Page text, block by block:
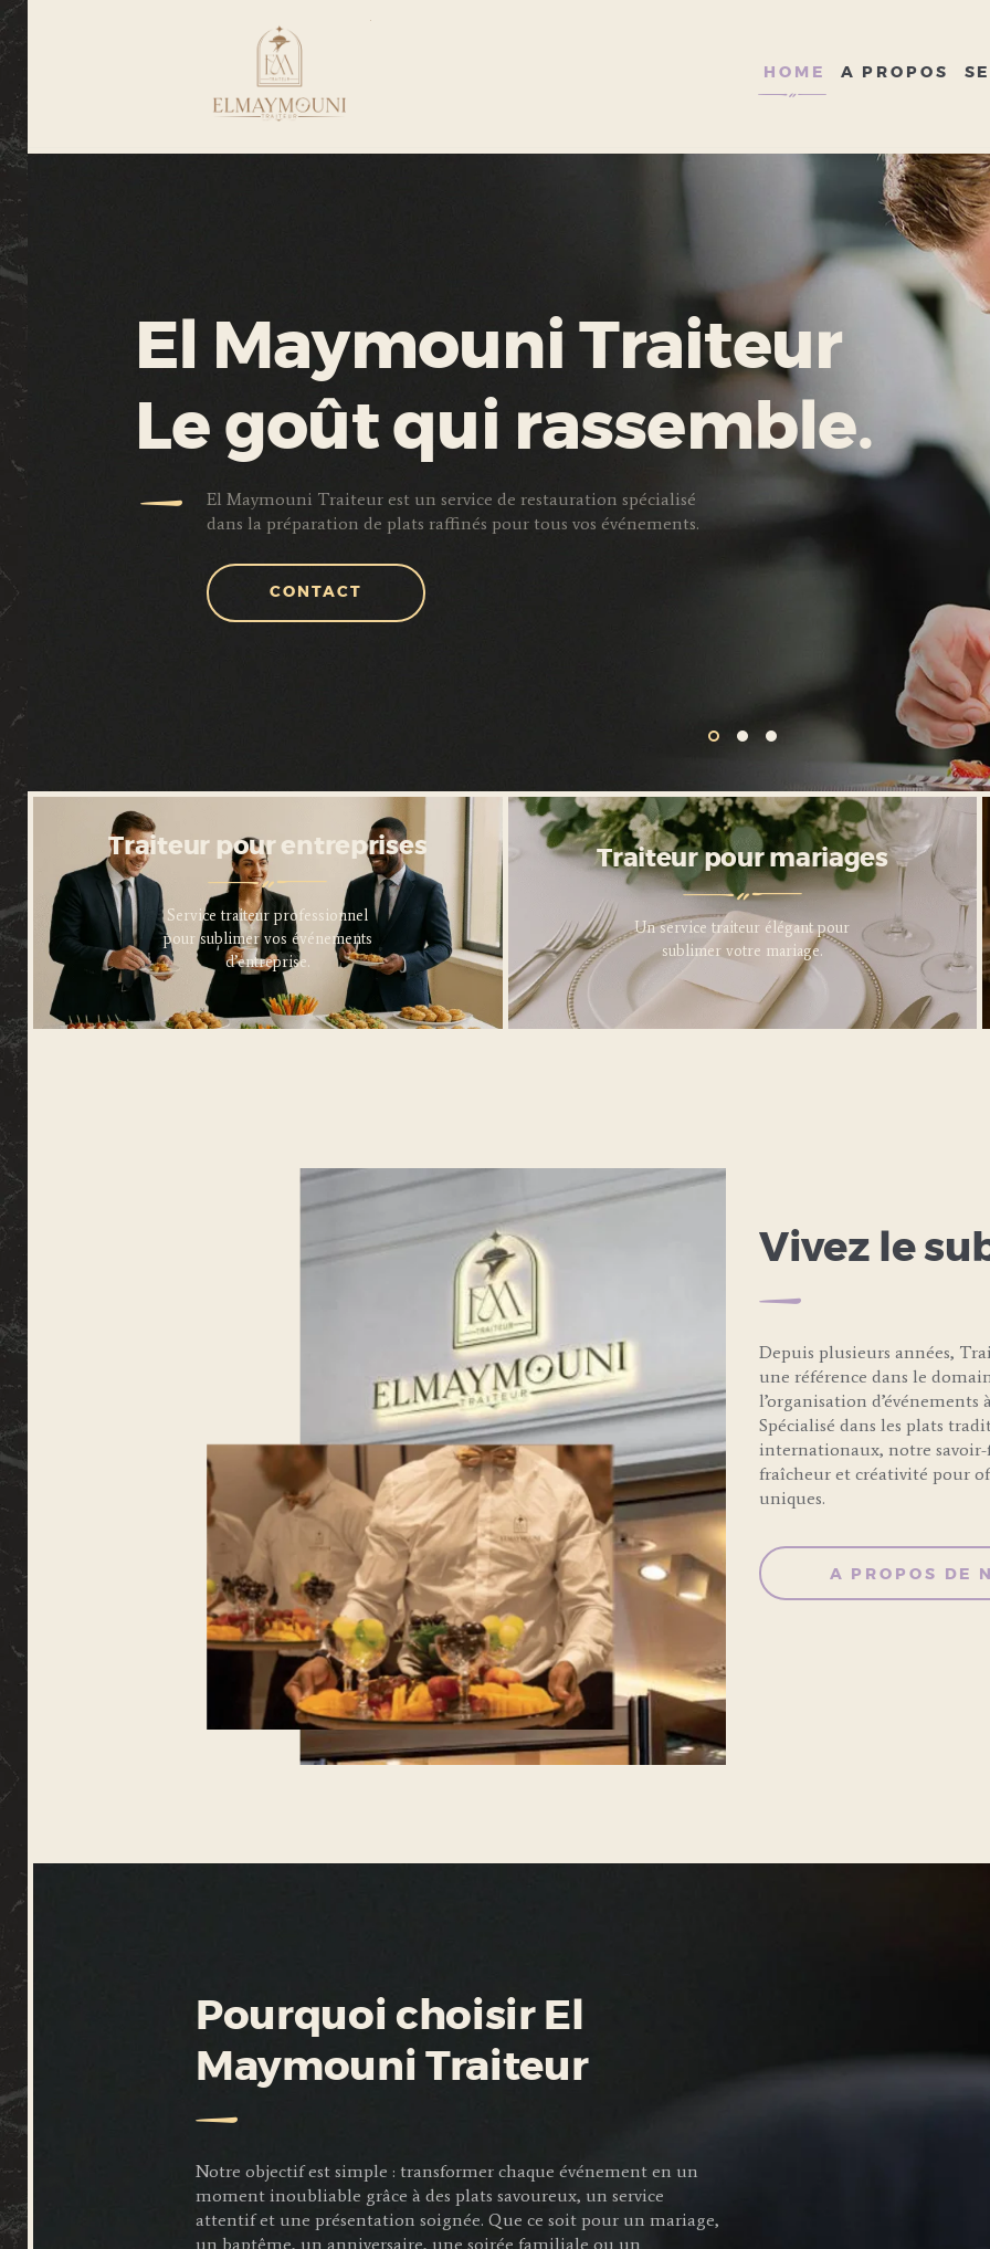
HOME A PROPOS
El Maymouni Traiteur
Le goût qui rassemble.
El Maymouni Traiteur est un service de restauration spécialisé
dans la préparation de plats raffinés pour tous vos événements.
CONTACT
Traiteur pour entreprises
Service traiteur professionnel
pour sublimer vos événements
d’entreprise.
Traiteur pour entreprises
Service traiteur professionnel
pour sublimer vos événements
d’entreprise.
LEARN MORE
Traiteur pour mariages
Un service traiteur élégant pour
sublimer votre mariage.
Vivez le
Depuis plusieurs années,
une référence dans le
l’organisation d’événements
Spécialisé dans les plats
internationaux, notre
fraîcheur et créativité pour
uniques.
A PROPOS DE
Pourquoi choisir El
Maymouni Traiteur
Notre objectif est simple : transformer chaque événement en un
moment inoubliable grâce à des plats savoureux, un service
attentif et une présentation soignée. Que ce soit pour un mariage,
un baptême, un anniversaire, une soirée familiale ou un